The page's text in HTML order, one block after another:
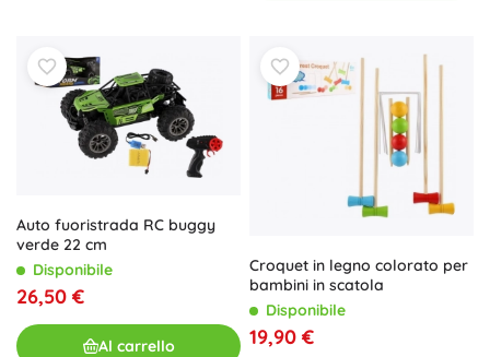
Auto fuoristrada RC buggy
verde 22 cm
Disponibile
26,50 €
Al carrello
Croquet in legno colorato per
bambini in scatola
Disponibile
19,90 €